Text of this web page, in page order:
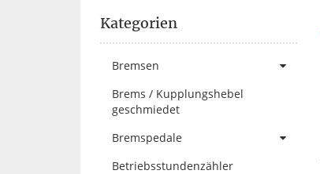
Kategorien
Bremsen
Brems / Kupplungshebel
geschmiedet
Bremspedale
Betriebsstundenzähler